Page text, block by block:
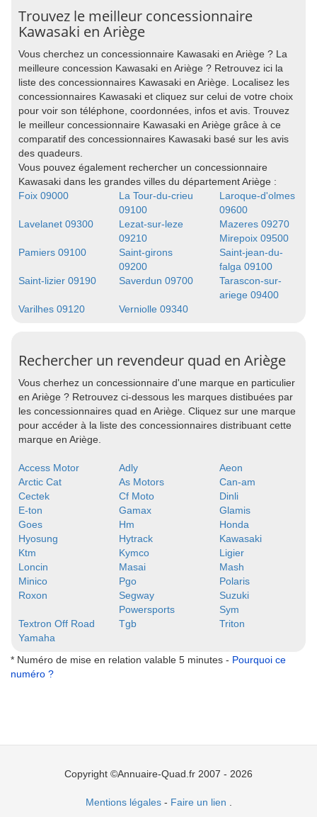
Trouvez le meilleur concessionnaire
Kawasaki en Ariège
Vous cherchez un concessionnaire Kawasaki en Ariège ? La
meilleure concession Kawasaki en Ariège ? Retrouvez ici la
liste des concessionnaires Kawasaki en Ariège. Localisez les
concessionnaires Kawasaki et cliquez sur celui de votre choix
pour voir son téléphone, coordonnées, infos et avis. Trouvez
le meilleur concessionnaire Kawasaki en Ariège grâce à ce
comparatif des concessionnaires Kawasaki basé sur les avis
des quadeurs.
Vous pouvez également rechercher un concessionnaire
Kawasaki dans les grandes villes du département Ariège :
Foix 09000
La Tour-du-crieu
09100
Laroque-d'olmes
09600
Lavelanet 09300
Lezat-sur-leze
09210
Mazeres 09270
Mirepoix 09500
Pamiers 09100
Saint-girons
09200
Saint-jean-du-
falga 09100
Saint-lizier 09190
Saverdun 09700
Tarascon-sur-
ariege 09400
Varilhes 09120
Verniolle 09340
Rechercher un revendeur quad en Ariège
Vous cherhez un concessionnaire d'une marque en particulier
en Ariège ? Retrouvez ci-dessous les marques distibuées par
les concessionnaires quad en Ariège. Cliquez sur une marque
pour accéder à la liste des concessionnaires distribuant cette
marque en Ariège.
Access Motor Adly
Aeon
Arctic Cat
As Motors
Can-am
Cectek
Cf Moto
Dinli
E-ton
Gamax
Glamis
Goes
Hm
Honda
Hyosung
Hytrack
Kawasaki
Ktm
Kymco
Ligier
Loncin
Masai
Mash
Minico
Pgo
Polaris
Roxon
Segway
Powersports
Suzuki
Sym
Textron Off Road
Tgb
Triton
Yamaha
* Numéro de mise en relation valable 5 minutes - Pourquoi ce
numéro ?
Copyright ©Annuaire-Quad.fr 2007 - 2026
Mentions légales- Faire un lien